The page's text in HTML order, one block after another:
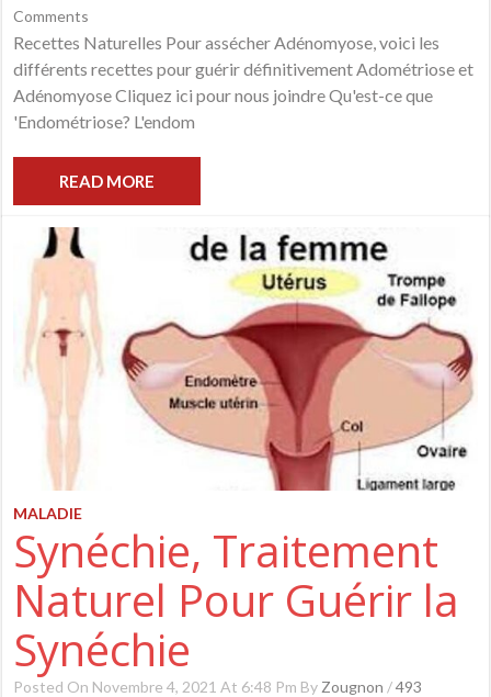
Comments
Recettes Naturelles Pour assécher Adénomyose, voici les
différents recettes pour guérir définitivement Adométriose et
Adénomyose Cliquez ici pour nous joindre Qu'est-ce que
'Endométriose? L'endom
READ MORE
MALADIE
Synéchie, Traitement
Naturel Pour Guérir la
Synéchie
Posted On Novembre 4, 2021 At 6:48 Pm By Zougnon /493